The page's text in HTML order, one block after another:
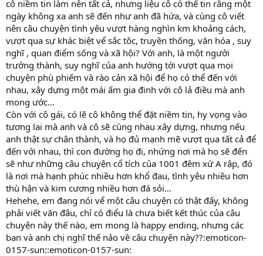
cô niềm tin làm nên tất cả, nhưng liệu cô có thể tin rằng một
ngày không xa anh sẽ đến như anh đã hứa, và cùng cô viết
nên câu chuyện tình yêu vượt hàng nghìn km khoảng cách,
vượt qua sự khác biệt vể sắc tôc, truyền thống, văn hóa , suy
nghĩ , quan điểm sống và xã hội? Với anh, là một ngưởi
trưởng thành, suy nghĩ của anh hướng tới vượt qua mọi
chuyện phù phiếm và rào cản xã hội để họ có thể đến với
nhau, xây dựng một mái ấm gia đinh với cô lả điều mà anh
mong ước...
Còn với cô gái, có lẽ cô không thể đặt niềm tin, hy vọng vào
tương lai mà anh và cô sẽ cùng nhau xây dựng, nhưng nếu
anh thật sự chân thành, và họ đủ mạnh mẽ vượt qua tất cả để
đến với nhau, thì con đường họ đi, nhứng nơi mà họ sẽ đến
sẽ như những câu chuyện cổ tích của 1001 đêm xứ A rập, đó
là nơi mà hạnh phúc nhiều hơn khổ đau, tình yêu nhiều hơn
thù hận và kim cương nhiều hơn đá sỏi...
Hehehe, em đang nói vể một câu chuyện có thật đấy, không
phải viết văn đâu, chỉ có điểu là chưa biết kết thúc của câu
chuyện này thế nào, em mong là happy ending, nhưng các
bạn và anh chị nghĩ thế nảo về câu chuyện này??:emoticon-
0157-sun::emoticon-0157-sun: